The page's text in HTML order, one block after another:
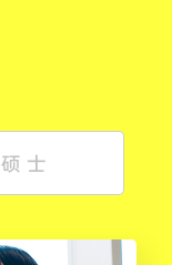
硕 士